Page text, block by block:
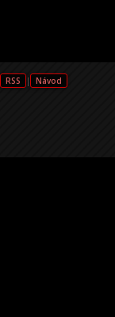
RSS | Návod